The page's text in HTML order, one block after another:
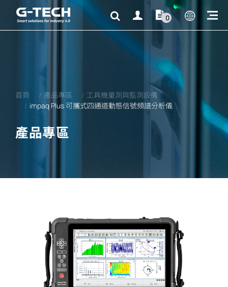
0
首頁 產品專區
工具機量測與監測設備
impaq Plus 可攜式四通道動態信號頻譜分析儀
產品專區